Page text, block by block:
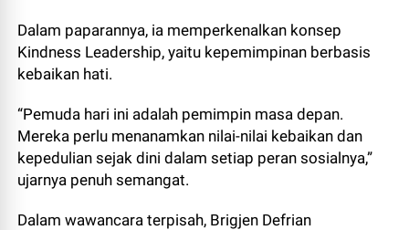
Dalam paparannya, ia memperkenalkan konsep
Kindness Leadership, yaitu kepemimpinan berbasis
kebaikan hati.
“Pemuda hari ini adalah pemimpin masa depan.
Mereka perlu menanamkan nilai-nilai kebaikan dan
kepedulian sejak dini dalam setiap peran sosialnya,”
ujarnya penuh semangat.
Dalam wawancara terpisah, Brigjen Defrian